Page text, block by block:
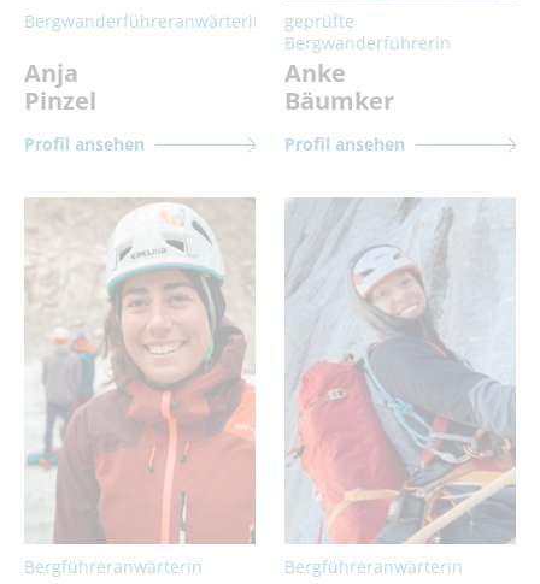
Bergwanderführeranwärterin
Anja
Pinzel
Profil ansehen
geprüfte
Bergwanderführerin
Anke
Bäumker
Profil ansehen
Bergführeranwärterin Bergführeranwärterin